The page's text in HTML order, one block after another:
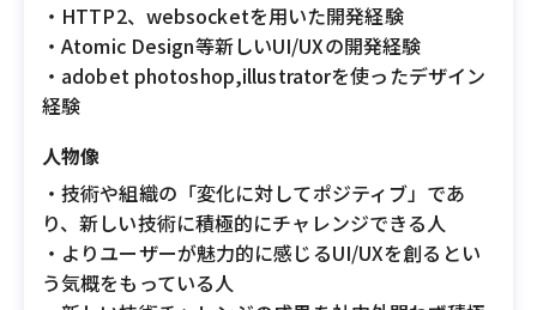
・HTTP2、websocketを用いた開発経験
・Atomic Design等新しいUI/UXの開発経験
・adobet photoshop,illustratorを使ったデザイン
経験
人物像
・技術や組織の「変化に対してポジティブ」であ
り、新しい技術に積極的にチャレンジできる人
・よりユーザーが魅力的に感じるUI/UXを創るとい
う気概をもっている人